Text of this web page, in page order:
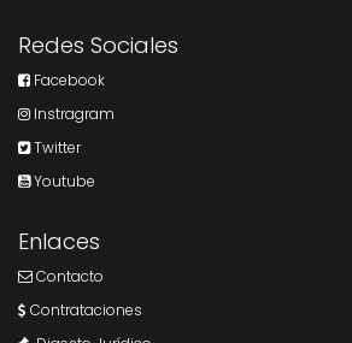
Redes Sociales
Facebook
Instragram
Twitter
Youtube
Enlaces
Contacto
Contrataciones